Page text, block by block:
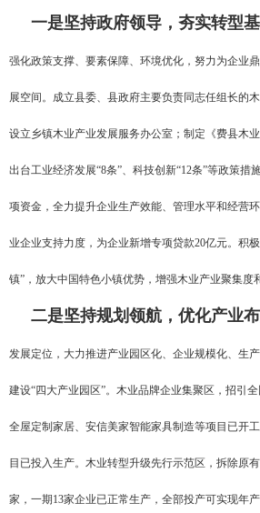
一是坚持政府领导，夯实转型基
强化政策支撑、要素保障、环境优化，努力为企业
展空间。成立县委、县政府主要负责同志任组长的
设立乡镇木业产业发展服务办公室；制定《费县木
出台工业经济发展“8条”、科技创新“12条”等政策措
项资金，全力提升企业生产效能、管理水平和经营
业企业支持力度，为企业新增专项贷款20亿元。积
镇”，放大中国特色小镇优势，增强木业产业聚集度
二是坚持规划领航，优化产业布
发展定位，大力推进产业园区化、企业规模化、生
建设“四大产业园区”。木业品牌企业集聚区，招引
全屋定制家居、安信美家智能家具制造等项目已开
目已投入生产。木业转型升级先行示范区，拆除原
家，一期13家企业已正常生产，全部投产可实现年